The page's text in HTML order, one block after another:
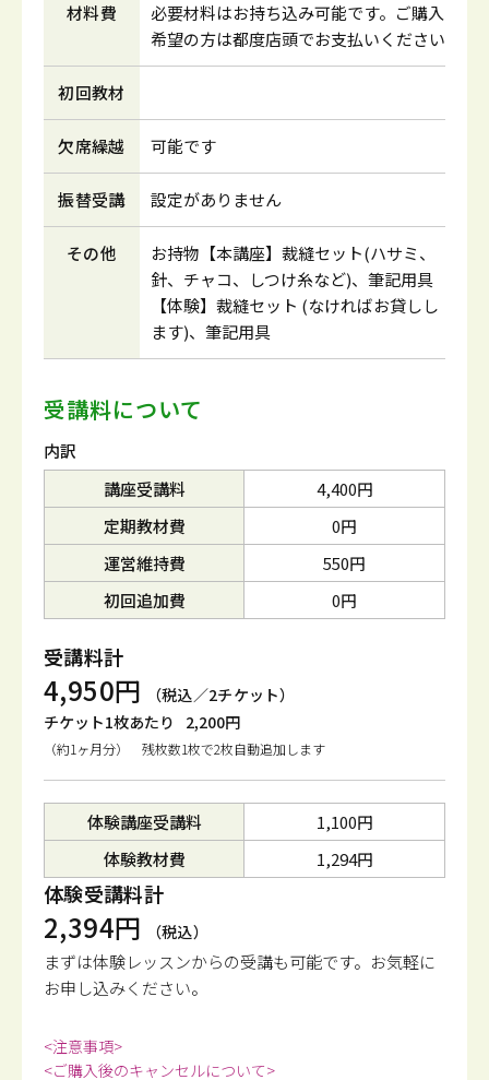
材料費
必要材料はお持ち込み可能です。ご購入
希望の方は都度店頭でお支払いください
初回教材
欠席繰越 可能です
振替受講 設定がありません
その他
お持物【本講座】裁縫セット(ハサミ、
針、チャコ、しつけ糸など)、筆記用具
【体験】裁縫セット (なければお貸しし
ます)、筆記用具
受講料について
内訳
講座受講料
4,400円
定期教材費
0円
運営維持費
550円
初回追加費
0円
受講料計
4,950円
（税込／2チケット）
チケット1枚あたり
2,200円
（約1ヶ月分） 残枚数1枚で2枚自動追加します
体験講座受講料
1,100円
体験教材費
1,294円
体験受講料計
2,394円 （税込）
まずは体験レッスンからの受講も可能です。 お気軽に
お申し込みください。
<注意事項>
<ご購入後のキャンセルについて>